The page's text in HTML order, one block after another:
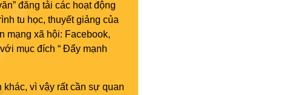
đăng tải các hoạt động
tu học, thuyết giảng của
mạng xã hội: Facebook,
mục đích “ Đẩy mạnh
vì vậy rất cần sự quan